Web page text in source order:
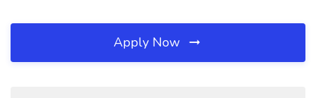
Apply Now